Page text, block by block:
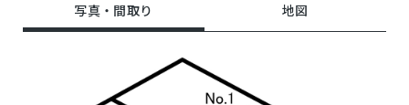
写真・間取り 地図